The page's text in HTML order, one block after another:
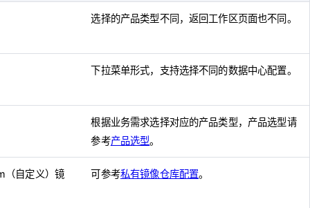
选择的产品类型不同，返回工作区页面也不同。
下拉菜单形式，支持选择不同的数据中心配置。
根据业务需求选择对应的产品类型，产品选型请
参考产品选型。
（自定义）镜 可参考私有镜像仓库配置。